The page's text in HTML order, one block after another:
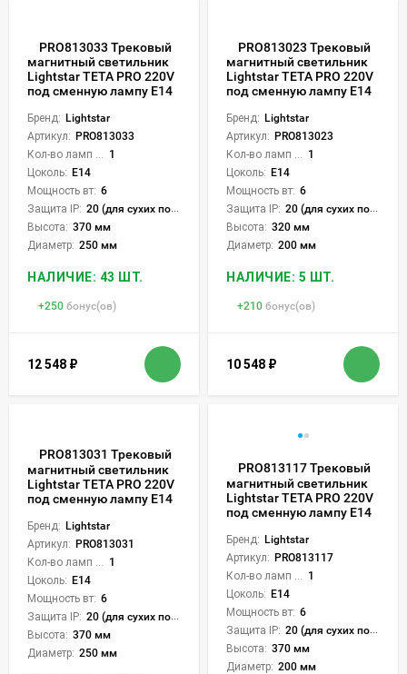
PRO813033 Трековый
магнитный светильник
Lightstar TETA PRO 220V
под сменную лампу Е14
Бренд: Lightstar
Артикул: PRO813033
Кол-во ламп или LED: 1
Цоколь: E14
Мощность вт: 6
Защита IP: 20 (для сухих пом.)
Высота: 370 мм
Диаметр: 250 мм
НАЛИЧИЕ: 43 ШТ.
+250 бонус(ов)
12 548 ₽
PRO813023 Трековый
магнитный светильник
Lightstar TETA PRO 220V
под сменную лампу Е14
Бренд: Lightstar
Артикул: PRO813023
Кол-во ламп или LED: 1
Цоколь: E14
Мощность вт: 6
Защита IP: 20 (для сухих пом.)
Высота: 320 мм
Диаметр: 200 мм
НАЛИЧИЕ: 5 ШТ.
+210 бонус(ов)
10 548 ₽
PRO813031 Трековый
магнитный светильник
Lightstar TETA PRO 220V
под сменную лампу Е14
Бренд: Lightstar
Артикул: PRO813031
1
Цоколь: E14
Мощность вт: 6
Защита IP: 20 (для сухих пом.)
Высота: 370 мм
Диаметр: 250 мм
PRO813117 Трековый
магнитный светильник
Lightstar TETA PRO 220V
под сменную лампу Е14
Бренд: Lightstar
Артикул: PRO813117
1
Цоколь: E14
Мощность вт: 6
Защита IP: 20 (для сухих пом.)
Высота: 370 мм
Диаметр: 200 мм